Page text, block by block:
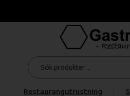
Restaurangutrustning